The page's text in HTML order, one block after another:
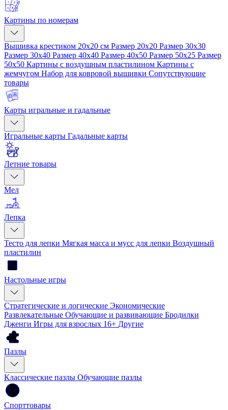
Картины по номерам
Вышивка крестиком 20x20 см Размер 20x20 Размер 30x30
Размер 30x40 Размер 40x40 Размер 40x50 Размер 50x25 Размер
50x50 Картины с воздушным пластилином Картины с
жемчугом Набор для ковровой вышивки Сопутствующие
товары
Карты игральные и гадальные
Игральные карты Гадальные карты
Летние товары
Мел
Лепка
Тесто для лепки Мягкая масса и мусс для лепки Воздушный
пластилин
Настольные игры
Стратегические и логические Экономические
Развлекательные Обучающие и развивающие Бродилки
Дженги Игры для взрослых 16+ Другие
Пазлы
Классические пазлы Обучающие пазлы
Спорттовары